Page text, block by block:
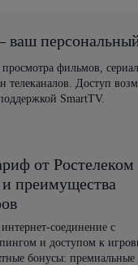
фильмов,
телеканалов. Доступ
SmartTV.
от Ростелеком
и преимущества
соединение с
и доступом к
бонусы: премиальные